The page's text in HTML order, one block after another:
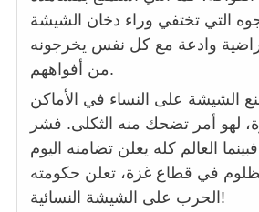
التي تختفي وراء دخان الشيشة
راضية وادعة مع كل نفس يخرجونه
من أفواههم.
الشيشة على النساء في الأماكن
لهو أمر تضحك منه الثكلى. فشر
العالم كله يعلن تضامنه اليوم
في قطاع غزة، تعلن حكومته
الحرب على الشيشة النسائية!